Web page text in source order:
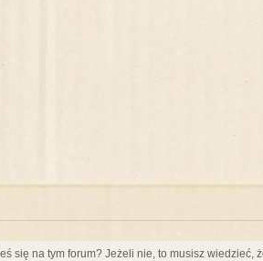
się na tym forum? Jeżeli nie, to musisz wiedzieć,